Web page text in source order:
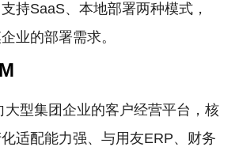
持SaaS、本地部署两种模式，
业的部署需求。
大型集团企业的客户经营平台，核
适配能力强、与用友ERP、财务